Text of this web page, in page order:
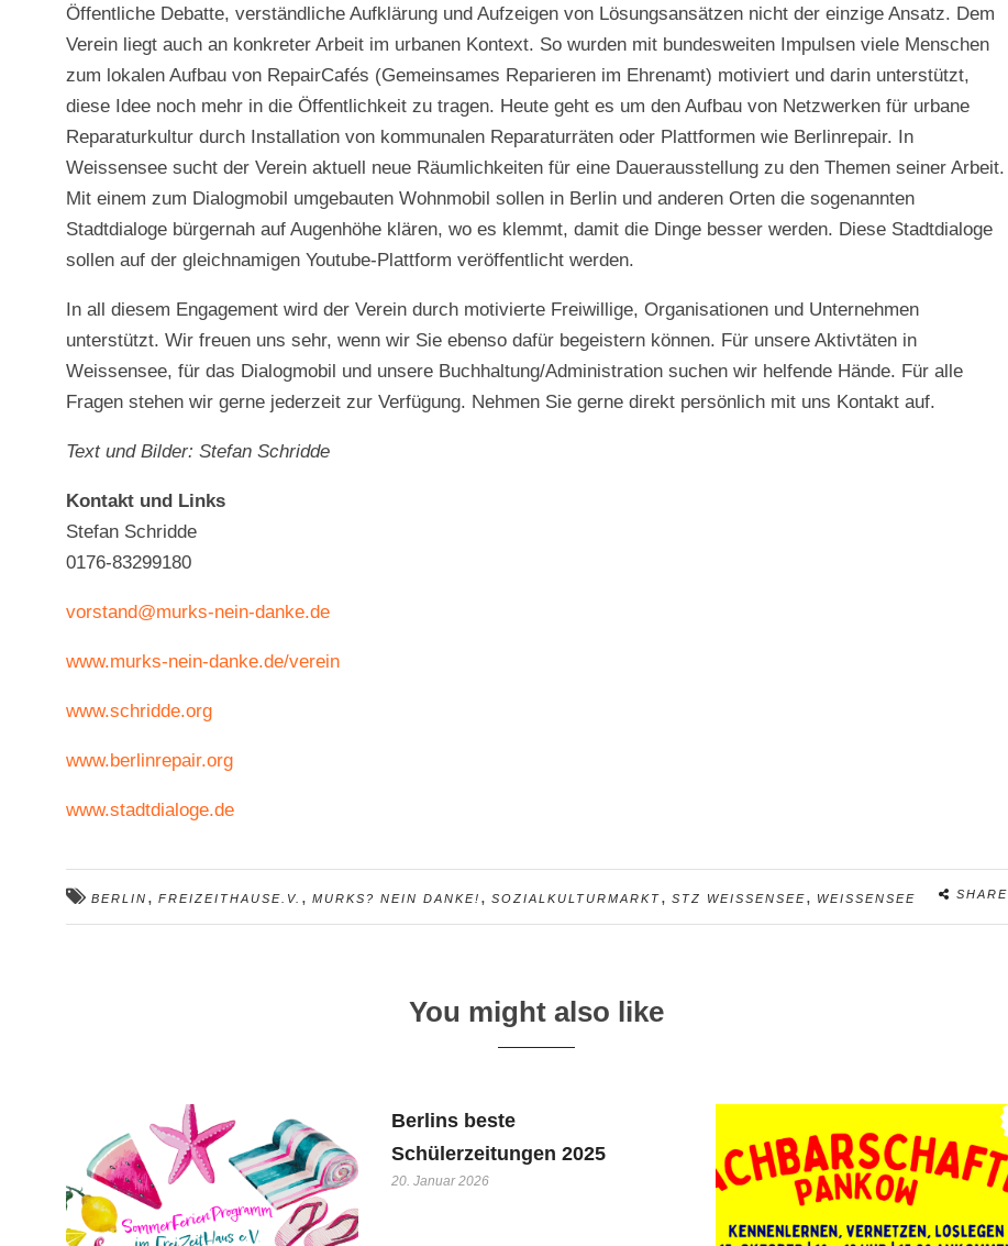
Öffentliche Debatte, verständliche Aufklärung und Aufzeigen von Lösungsansätzen nicht der einzige Ansatz. Dem
Verein liegt auch an konkreter Arbeit im urbanen Kontext. So wurden mit bundesweiten Impulsen viele Menschen
zum lokalen Aufbau von RepairCafés (Gemeinsames Reparieren im Ehrenamt) motiviert und darin unterstützt,
diese Idee noch mehr in die Öffentlichkeit zu tragen. Heute geht es um den Aufbau von Netzwerken für urbane
Reparaturkultur durch Installation von kommunalen Reparaturräten oder Plattformen wie Berlinrepair. In
Weissensee sucht der Verein aktuell neue Räumlichkeiten für eine Dauerausstellung zu den Themen seiner Arbeit.
Mit einem zum Dialogmobil umgebauten Wohnmobil sollen in Berlin und anderen Orten die sogenannten
Stadtdialoge bürgernah auf Augenhöhe klären, wo es klemmt, damit die Dinge besser werden. Diese Stadtdialoge
sollen auf der gleichnamigen Youtube-Plattform veröffentlicht werden.
In all diesem Engagement wird der Verein durch motivierte Freiwillige, Organisationen und Unternehmen
unterstützt. Wir freuen uns sehr, wenn wir Sie ebenso dafür begeistern können. Für unsere Aktivtäten in
Weissensee, für das Dialogmobil und unsere Buchhaltung/Administration suchen wir helfende Hände. Für alle
Fragen stehen wir gerne jederzeit zur Verfügung. Nehmen Sie gerne direkt persönlich mit uns Kontakt auf.
Text und Bilder: Stefan Schridde
Kontakt und Links
Stefan Schridde
0176-83299180
vorstand@murks-nein-danke.de
www.murks-nein-danke.de/verein
www.schridde.org
www.berlinrepair.org
www.stadtdialoge.de
BERLIN , FREIZEITHAUSE.V. , MURKS? NEIN DANKE! , SOZIALKULTURMARKT, STZ WEISSENSEE , WEISSENSEE SHARE
You might also like
Berlins beste
Schülerzeitungen 2025
20. Januar 2026